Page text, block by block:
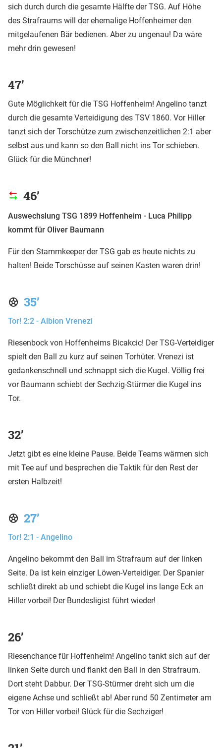
sich durch durch die gesamte Hälfte der TSG. Auf Höhe
des Strafraums will der ehemalige Hoffenheimer den
mitgelaufenen Bär bedienen. Aber zu ungenau! Da wäre
mehr drin gewesen!
47’
Gute Möglichkeit für die TSG Hoffenheim! Angelino tanzt
durch die gesamte Verteidigung des TSV 1860. Vor Hiller
tanzt sich der Torschütze zum zwischenzeitlichen 2:1 aber
selbst aus und kann so den Ball nicht ins Tor schieben.
Glück für die Münchner!
46’
Auswechslung TSG 1899 Hoffenheim - Luca Philipp
kommt für Oliver Baumann
Für den Stammkeeper der TSG gab es heute nichts zu
halten! Beide Torschüsse auf seinen Kasten waren drin!
35’
Tor! 2:2 - Albion Vrenezi
Riesenbock von Hoffenheims Bicakcic! Der TSG-Verteidiger
spielt den Ball zu kurz auf seinen Torhüter. Vrenezi ist
gedankenschnell und schnappt sich die Kugel. Völlig frei
vor Baumann schiebt der Sechzig-Stürmer die Kugel ins
Tor.
32’
Jetzt gibt es eine kleine Pause. Beide Teams wärmen sich
mit Tee auf und besprechen die Taktik für den Rest der
ersten Halbzeit!
27’
Tor! 2:1 - Angelino
Angelino bekommt den Ball im Strafraum auf der linken
Seite. Da ist kein einziger Löwen-Verteidiger. Der Spanier
schließt direkt ab und schiebt die Kugel ins lange Eck an
Hiller vorbei! Der Bundesligist führt wieder!
26’
Riesenchance für Hoffenheim! Angelino tankt sich auf der
linken Seite durch und flankt den Ball in den Strafraum.
Dort steht Dabbur. Der TSG-Stürmer dreht sich um die
eigene Achse und schließt ab! Aber rund 50 Zentimeter am
Tor von Hiller vorbei! Glück für die Sechziger!